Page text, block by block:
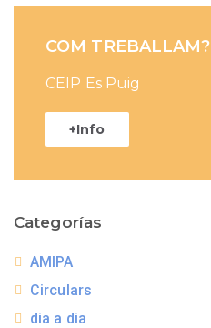
COM TREBALLAM?
CEIP Es Puig
+Info
Categorías
AMIPA
Circulars
dia a dia